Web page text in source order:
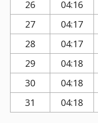
26 04:16
27
04:17
28
04:17
29
04:18
30
04:18
31
04:18